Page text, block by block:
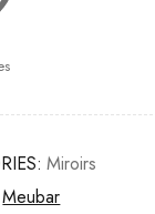
Miroirs
Meubar